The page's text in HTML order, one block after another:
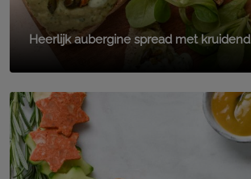
Heerlijk aubergine spread met